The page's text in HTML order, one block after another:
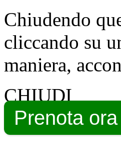
Chiudendo
cliccando su
maniera,
CHIUDI
Prenota ora